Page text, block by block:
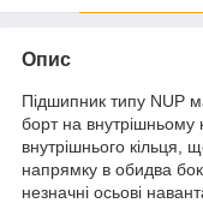
Опис
Підшипник типу NUP
борт на внутрішньому
внутрішнього кільця,
напрямку в обидва
незначні осьові